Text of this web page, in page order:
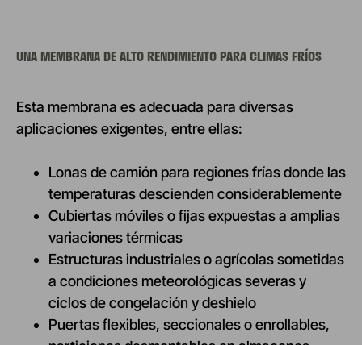
UNA MEMBRANA DE ALTO RENDIMIENTO PARA CLIMAS FRÍOS
Esta membrana es adecuada para diversas
aplicaciones exigentes, entre ellas:
Lonas de camión para regiones frías donde las
temperaturas descienden considerablemente
Cubiertas móviles o fijas expuestas a amplias
variaciones térmicas
Estructuras industriales o agrícolas sometidas
a condiciones meteorológicas severas y
ciclos de congelación y deshielo
Puertas flexibles, seccionales o enrollables,